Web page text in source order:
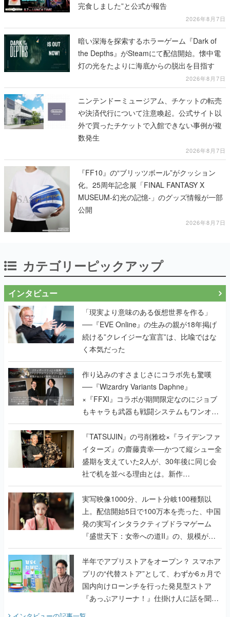
完食しました”と公式が報告
2026年8月7日
暗い深海を探索するホラーゲーム『Dark of
the Depths』がSteamにて配信開始。懐中電
灯の光をたよりに海底からの脱出を目指す
2026年8月7日
ニンテンドーミュージアム、チケットの転売
や決済代行について注意喚起。公式サイト以
外で買ったチケットで入館できない事例が複
数発生
2026年8月7日
『FF10』の“ブリッツボール”がクッション
化。25周年記念展「FINAL FANTASY X
MUSEUM-幻光の記憶-」のグッズ情報が一部
公開
2026年8月7日
カテゴリーピックアップ
インタビュー
「現実より意味のある仮想世界を作る」
──『EVE Online』の生みの親が18年掲げ
続ける”クレイジーな宣言”は、比喩ではな
く本気だった
作り込みのすさまじさにコラボ先も驚嘆
──『Wizardry Variants Daphne』
×『FFXI』コラボが期間限定なのにジョブ
もキャラも武器も戦闘システムもワンオフ
で作り込まれた理由を両ディレクターに聞
く
『TATSUJIN』の弓削雅稔×『ライデンファ
イターズ』の齋藤貴幸──かつて縦シュー全
盛期を支えていた2人が、30年後に同じ会
社で机を並べる理由とは。新作
『TATSUJIN EXTREME』で初タッグを組
んだレジェンド2人に訊く開発秘話
実写映像1000分、ルート分岐100種類以
上。配信開始5日で100万本を売った、中国
発の実写インタラクティブドラマゲーム
『盛世天下：女帝への道II』の、規模が違
うこだわりをプロデューサーに聞いた
半年でアプリストアをオープン？ スマホア
プリの“代替ストア”として、わずか6ヵ月で
国内向けローンチを行った発見型ストア
『あっぷアリーナ！』仕掛け人に話を聞い
てみた